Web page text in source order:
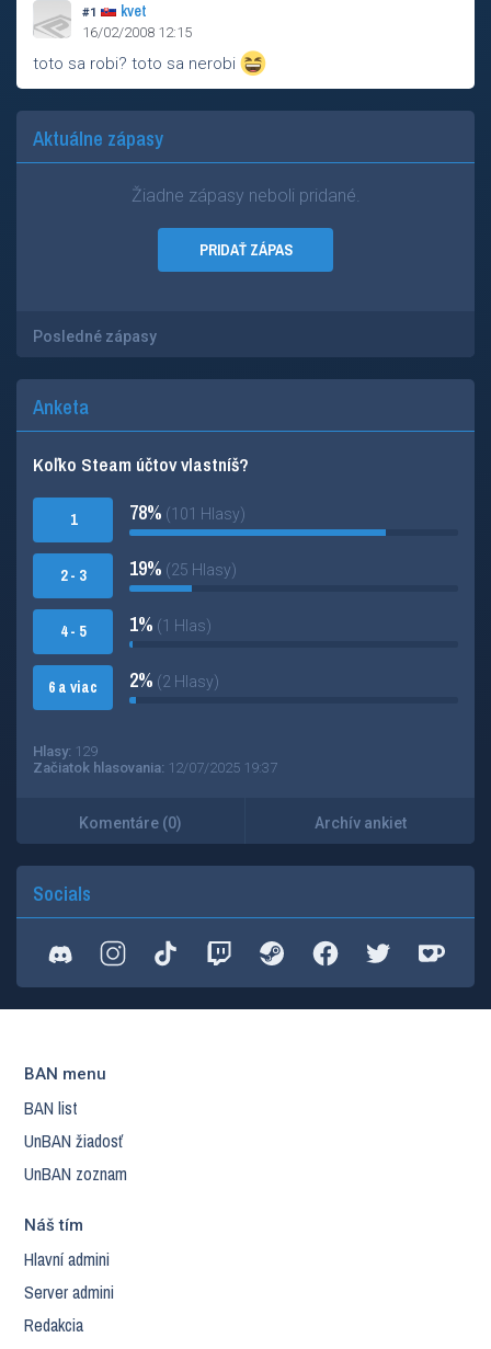
#1 kvet
16/02/2008 12:15
toto sa robi? toto sa nerobi
Aktuálne zápasy
Žiadne zápasy neboli pridané.
PRIDAŤ ZÁPAS
Posledné zápasy
Anketa
Koľko Steam účtov vlastníš?
1
2 - 3
4 - 5
6 a viac
78% (101 Hlasy)
19% (25 Hlasy)
1% (1 Hlas)
2% (2 Hlasy)
Hlasy: 129
Začiatok hlasovania: 12/07/2025 19:37
Komentáre (0) Archív ankiet
Socials
BAN menu
BAN list
UnBAN žiadosť
UnBAN zoznam
Náš tím
Hlavní admini
Server admini
Redakcia